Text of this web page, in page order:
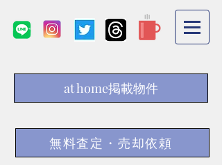
at home掲載物件
無料査定・売却依頼